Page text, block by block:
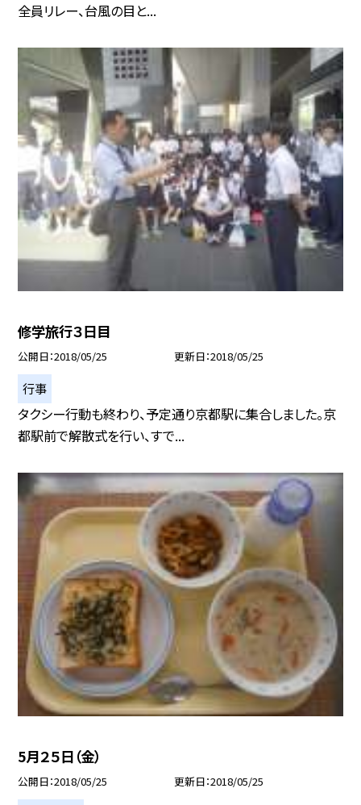
全員リレー、台風の目と...
修学旅行３日目
公開日 2018/05/25 更新日 2018/05/25
行事
タクシー行動も終わり、予定通り京都駅に集合しました。京
都駅前で解散式を行い、すで...
5月２５日（金）
公開日 2018/05/25 更新日 2018/05/25